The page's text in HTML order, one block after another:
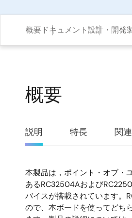
概要 ドキュメント設計・開発
概要
概
説明 特長 関
説
明
本製品は，ポイント・オブ・
あるRC32504Aおよび
バイスが搭載されています。
ので、本ボードを使ってどち